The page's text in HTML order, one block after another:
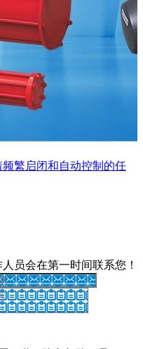
繁启闭和自动控制的任
员会在第一时间联系您！